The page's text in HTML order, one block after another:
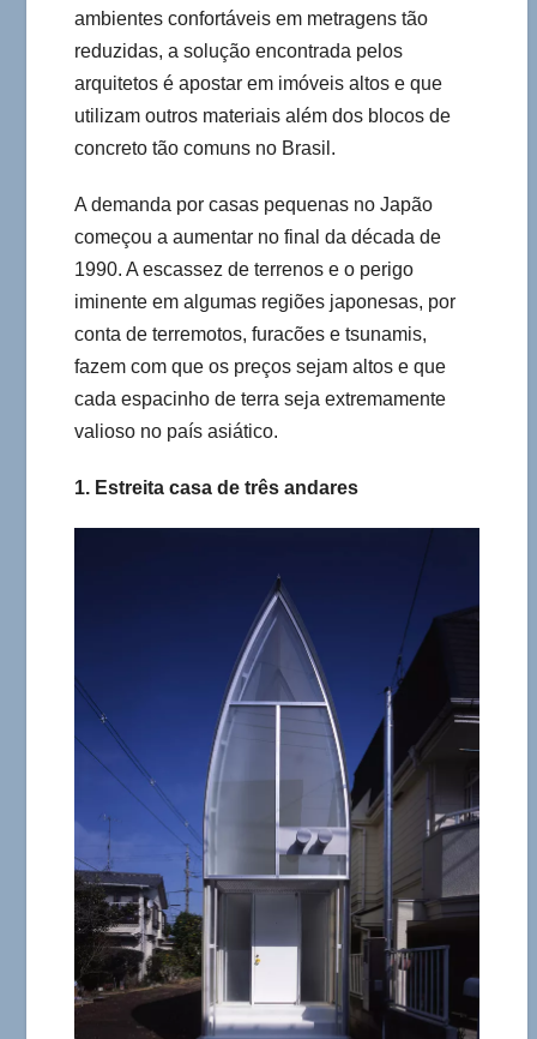
ambientes confortáveis em metragens tão
reduzidas, a solução encontrada pelos
arquitetos é apostar em imóveis altos e que
utilizam outros materiais além dos blocos de
concreto tão comuns no Brasil.
A demanda por casas pequenas no Japão
começou a aumentar no final da década de
1990. A escassez de terrenos e o perigo
iminente em algumas regiões japonesas, por
conta de terremotos, furacões e tsunamis,
fazem com que os preços sejam altos e que
cada espacinho de terra seja extremamente
valioso no país asiático.
1. Estreita casa de três andares